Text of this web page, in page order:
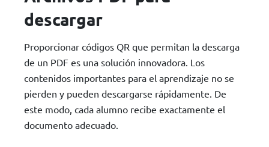
descargar
Proporcionar códigos QR que permitan la descarga
de un PDF es una solución innovadora. Los
contenidos importantes para el aprendizaje no se
pierden y pueden descargarse rápidamente. De
este modo, cada alumno recibe exactamente el
documento adecuado.